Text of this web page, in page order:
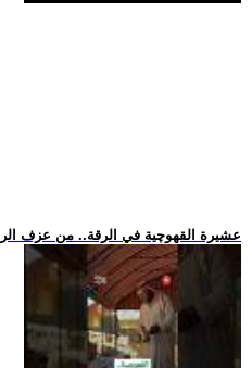
.. عشيرة القهوچية في الرقة.. من عزف